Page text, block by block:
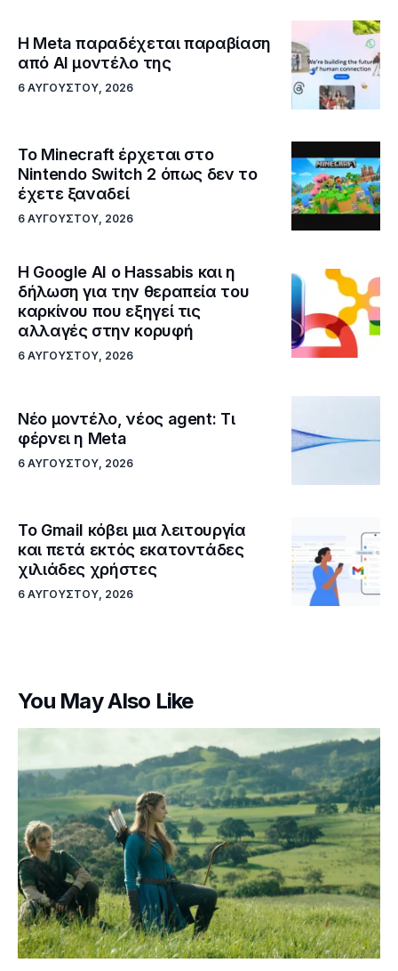
Η Meta παραδέχεται παραβίαση
από AI μοντέλο της
6 ΑΥΓΟΎΣΤΟΥ, 2026
Το Minecraft έρχεται στο
Nintendo Switch 2 όπως δεν το
έχετε ξαναδεί
6 ΑΥΓΟΎΣΤΟΥ, 2026
Η Google ΑΙ ο Hassabis και η
δήλωση για την θεραπεία του
καρκίνου που εξηγεί τις
αλλαγές στην κορυφή
6 ΑΥΓΟΎΣΤΟΥ, 2026
Νέο μοντέλο, νέος agent: Τι
φέρνει η Meta
6 ΑΥΓΟΎΣΤΟΥ, 2026
Το Gmail κόβει μια λειτουργία
και πετά εκτός εκατοντάδες
χιλιάδες χρήστες
6 ΑΥΓΟΎΣΤΟΥ, 2026
You May Also Like